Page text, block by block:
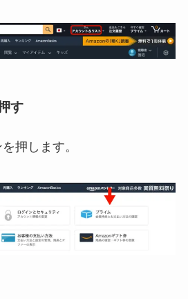
す
押します。